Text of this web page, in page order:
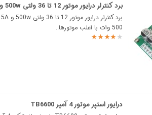
برد کنترلر درایور موتور 12 تا 36 ولتی 500w و 15A
500 وات با اغلب موتورها..
درایور استپر موتور 4 آمپر TB6600